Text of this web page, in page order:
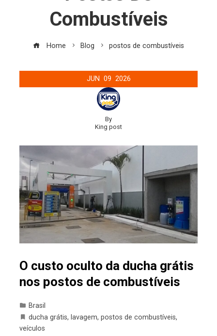
Combustíveis
Home Blog postos de combustíveis
JUN 09 2026
By
King post
O custo oculto da ducha grátis
nos postos de combustíveis
Brasil
ducha grátis, lavagem, postos de combustíveis,
veículos